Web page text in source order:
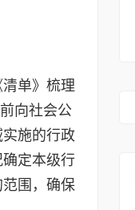
单》梳理
向社会公
施的行政
定本级行
围，确保